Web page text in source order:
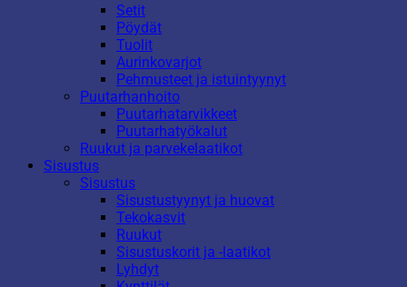
Setit
Pöydät
Tuolit
Aurinkovarjot
Pehmusteet ja istuintyynyt
Puutarhanhoito
Puutarhatarvikkeet
Puutarhatyökalut
Ruukut ja parvekelaatikot
Sisustus
Sisustus
Sisustustyynyt ja huovat
Tekokasvit
Ruukut
Sisustuskorit ja -laatikot
Lyhdyt